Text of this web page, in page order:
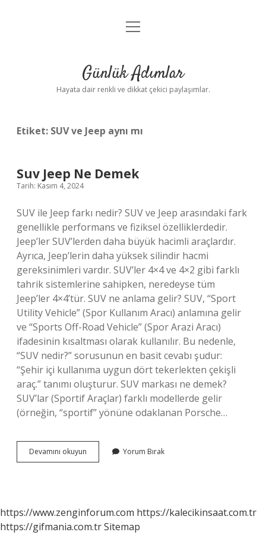
Anasayfa
Yasal Uyarı
menüyü
Günlük Adımlar
Hayata dair renkli ve dikkat çekici paylaşımlar.
Etiket: SUV ve Jeep aynı mı
Suv Jeep Ne Demek
Tarih: Kasım 4, 2024
SUV ile Jeep farkı nedir? SUV ve Jeep arasındaki fark
genellikle performans ve fiziksel özelliklerdedir.
Jeep’ler SUV’lerden daha büyük hacimli araçlardır.
Ayrıca, Jeep’lerin daha yüksek silindir hacmi
gereksinimleri vardır. SUV’ler 4×4 ve 4×2 gibi farklı
tahrik sistemlerine sahipken, neredeyse tüm
Jeep’ler 4×4’tür. SUV ne anlama gelir? SUV, “Sport
Utility Vehicle” (Spor Kullanım Aracı) anlamına gelir
ve “Sports Off-Road Vehicle” (Spor Arazi Aracı)
ifadesinin kısaltması olarak kullanılır. Bu nedenle,
“SUV nedir?” sorusunun en basit cevabı şudur:
“Şehir içi kullanıma uygun dört tekerlekten çekişli
araç.” tanımı oluşturur. SUV markası ne demek?
SUV’lar (Sportif Araçlar) farklı modellerde gelir
(örneğin, “sportif” yönüne odaklanan Porsche…
Devamını okuyun
Jeep
Yorum Bırak
https://www.zenginforum.com https://kalecikinsaat.com.tr
https://gifmania.com.trSitemap